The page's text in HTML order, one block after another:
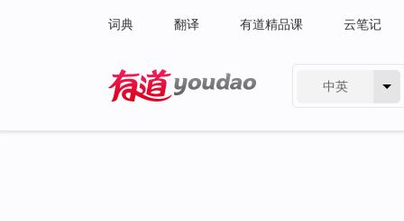
词典 翻译 有道精品课 云笔记
中英